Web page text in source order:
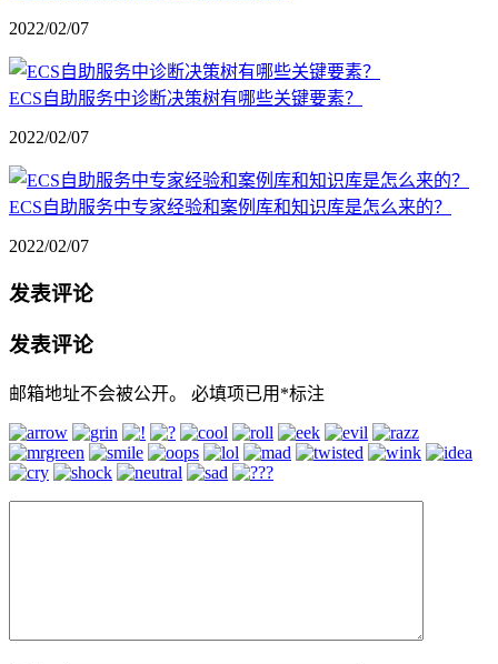
2022/02/07
ECS自助服务中诊断决策树有哪些关键要素？
2022/02/07
ECS自助服务中专家经验和案例库和知识库是怎么来的？
2022/02/07
发表评论
发表评论
邮箱地址不会被公开。 必填项已用 *标注